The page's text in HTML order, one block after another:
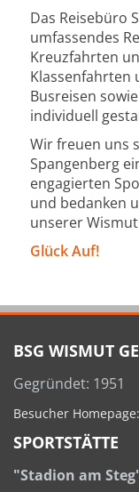
Das Reisebüro
umfassendes
Kreuzfahrten
Klassenfahrten
Busreisen
individuell
Wir freuen uns
Spangenberg
engagierten
und bedanken
unserer
Glück Auf!
BSG WISMUT
Gegründet: 1951
Besucher Homepage:
SPORTSTÄTTE
"Stadion am